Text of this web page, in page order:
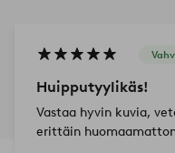
Huipputyylikäs!
Vastaa hyvin kuvia,
erittäin